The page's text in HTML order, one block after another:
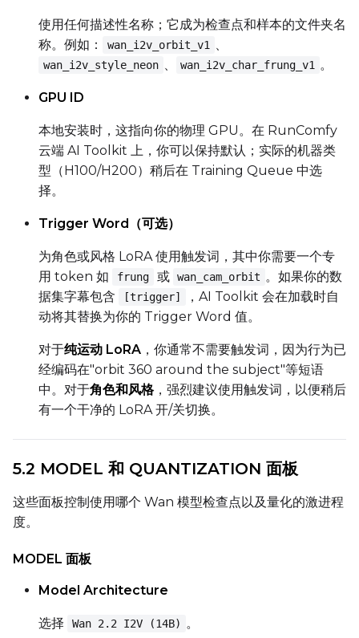
LoRA Scale
Width
Height
LoRA Scale
使用任何描述性名称；它成为检查点和样本的文件夹名
称。例如：
wan_i2v_orbit_v1 、
wan_i2v_style_neon 、 wan_i2v_char_frung_v1 。
GPU ID
本地安装时，这指向你的物理 GPU。在 RunComfy
云端 AI Toolkit 上，你可以保持默认；实际的机器类
型（H100/H200）稍后在 Training Queue 中选
择。
Trigger Word（可选）
为角色或风格 LoRA 使用触发词，其中你需要一个专
用 token 如
frung 或 wan_cam_orbit 。如果你的数
据集字幕包含
[trigger]
，AI Toolkit 会在加载时自
动将其替换为你的 Trigger Word 值。
对于纯运动 LoRA ，你通常不需要触发词，因为行为已
经编码在"orbit 360 around the subject"等短语
中。对于角色和风格，强烈建议使用触发词，以便稍后
有一个干净的 LoRA 开/关切换。
5.2 MODEL 和 QUANTIZATION 面板
这些面板控制使用哪个 Wan 模型检查点以及量化的激进程
度。
MODEL 面板
Model Architecture
选择 Wan 2.2 I2V (14B) 。